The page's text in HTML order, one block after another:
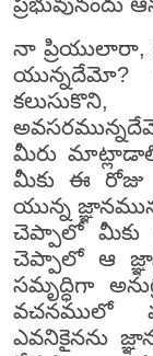
నా ప్రియులారా,
యున్నదేమో?
మీరు మాట్లాడాలి
మీకు ఈ రోజు
యున్న
చెప్పాలో మీకు
చెప్పాలో ఆ
సమృద్ధిగా
వచనములో
ఎవనికైనను